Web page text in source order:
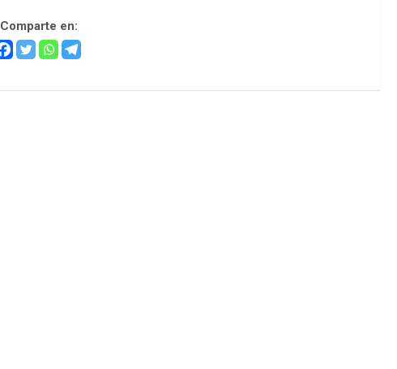
Comparte en: